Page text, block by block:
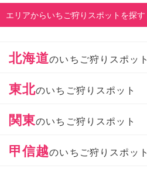
エリアからいちご狩りスポットを探す
北海道のいちご狩りスポット
東北のいちご狩りスポット
関東のいちご狩りスポット
甲信越のいちご狩りスポット